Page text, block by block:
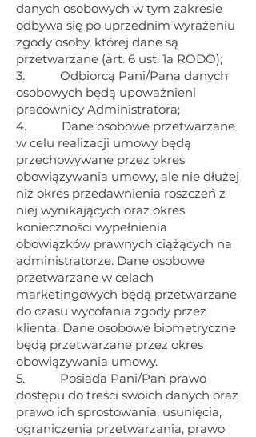
danych osobowych w tym zakresie
odbywa się po uprzednim wyrażeniu
zgody osoby, której dane są
przetwarzane (art. 6 ust. 1a RODO);
3. Odbiorcą Pani/Pana danych
osobowych będą upoważnieni
pracownicy Administratora;
4. Dane osobowe przetwarzane
w celu realizacji umowy będą
przechowywane przez okres
obowiązywania umowy, ale nie dłużej
niż okres przedawnienia roszczeń z
niej wynikających oraz okres
konieczności wypełnienia
obowiązków prawnych ciążących na
administratorze. Dane osobowe
przetwarzane w celach
marketingowych będą przetwarzane
do czasu wycofania zgody przez
klienta. Dane osobowe biometryczne
będą przetwarzane przez okres
obowiązywania umowy.
5. Posiada Pani/Pan prawo
dostępu do treści swoich danych oraz
prawo ich sprostowania, usunięcia,
ograniczenia przetwarzania, prawo